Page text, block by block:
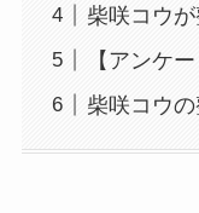
柴咲コウ
【アンケ
柴咲コウ